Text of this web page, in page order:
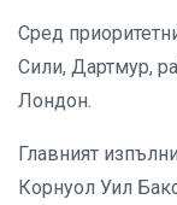
Сред
Сили, Дартмур,
Лондон.
Главният
Корнуол Уил